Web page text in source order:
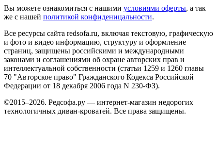
Вы можете ознакомиться с нашими условиями оферты, а так
же с нашей политикой конфиденицальности.
Все ресурсы сайта redsofa.ru, включая текстовую, графическую
и фото и видео информацию, структуру и оформление
страниц, защищены российскими и международными
законами и соглашениями об охране авторских прав и
интеллектуальной собственности (статьи 1259 и 1260 главы
70 "Авторское право" Гражданского Кодекса Российской
Федерации от 18 декабря 2006 года N 230-ФЗ).
©2015–2026. Редсофа.ру — интернет-магазин недорогих
технологичных диван-кроватей. Все права защищены.